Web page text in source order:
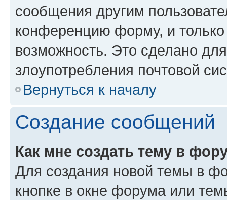
сообщения другим
конференцию форму, и
возможность. Это сделано
злоупотребления почтовой
Вернуться к началу
Создание сообщений
Как мне создать тему в
Для создания новой темы в
кнопке в окне форума или